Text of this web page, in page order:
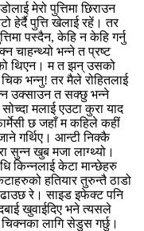
मेरो पुत्तिमा छिराउन
हेर्दै पुत्ति खेलाई रहें। तर
पस्दैन, केहि न केहि गर्नु
चाहन्थ्यो भन्ने त प्रष्ट
थिएन। म त झन् उसको
चिक भन्नु! तर मैले रोहितलाई
उक्साउन त सक्छु भन्ने
मलाई एउटा कुरा याद
छ जहाँ म कहिले कहीं
गर्थिए। आन्टी निक्कै
सुन्न खुब मजा लाग्थ्यो।
किन्नलाई केटा मान्छेहरु
हतियार तुरुन्तै ठाडो
रे। साइड इफेक्ट पनि
खुवाईदिए भने त्यसले
लागि सेडुस गर्छु।